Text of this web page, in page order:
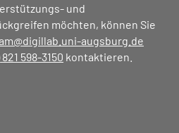
und
möchten, können Sie
augsburg.de
598-3150 kontaktieren.